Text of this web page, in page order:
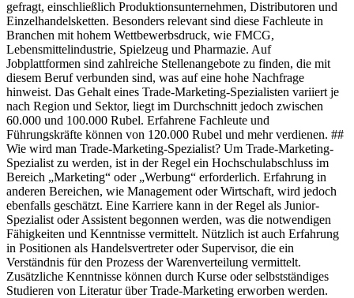
gefragt, einschließlich Produktionsunternehmen, Distributoren und
Einzelhandelsketten. Besonders relevant sind diese Fachleute in
Branchen mit hohem Wettbewerbsdruck, wie FMCG,
Lebensmittelindustrie, Spielzeug und Pharmazie. Auf
Jobplattformen sind zahlreiche Stellenangebote zu finden, die mit
diesem Beruf verbunden sind, was auf eine hohe Nachfrage
hinweist. Das Gehalt eines Trade-Marketing-Spezialisten variiert je
nach Region und Sektor, liegt im Durchschnitt jedoch zwischen
60.000 und 100.000 Rubel. Erfahrene Fachleute und
Führungskräfte können von 120.000 Rubel und mehr verdienen. ##
Wie wird man Trade-Marketing-Spezialist? Um Trade-Marketing-
Spezialist zu werden, ist in der Regel ein Hochschulabschluss im
Bereich „Marketing“ oder „Werbung“ erforderlich. Erfahrung in
anderen Bereichen, wie Management oder Wirtschaft, wird jedoch
ebenfalls geschätzt. Eine Karriere kann in der Regel als Junior-
Spezialist oder Assistent begonnen werden, was die notwendigen
Fähigkeiten und Kenntnisse vermittelt. Nützlich ist auch Erfahrung
in Positionen als Handelsvertreter oder Supervisor, die ein
Verständnis für den Prozess der Warenverteilung vermittelt.
Zusätzliche Kenntnisse können durch Kurse oder selbstständiges
Studieren von Literatur über Trade-Marketing erworben werden.